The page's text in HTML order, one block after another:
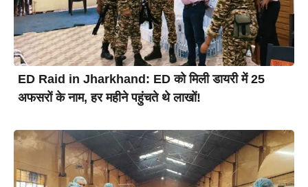
ED Raid in Jharkhand: ED को मिली डायरी में 25
अफसरों के नाम, हर महीने पहुंचते थे लाखों!